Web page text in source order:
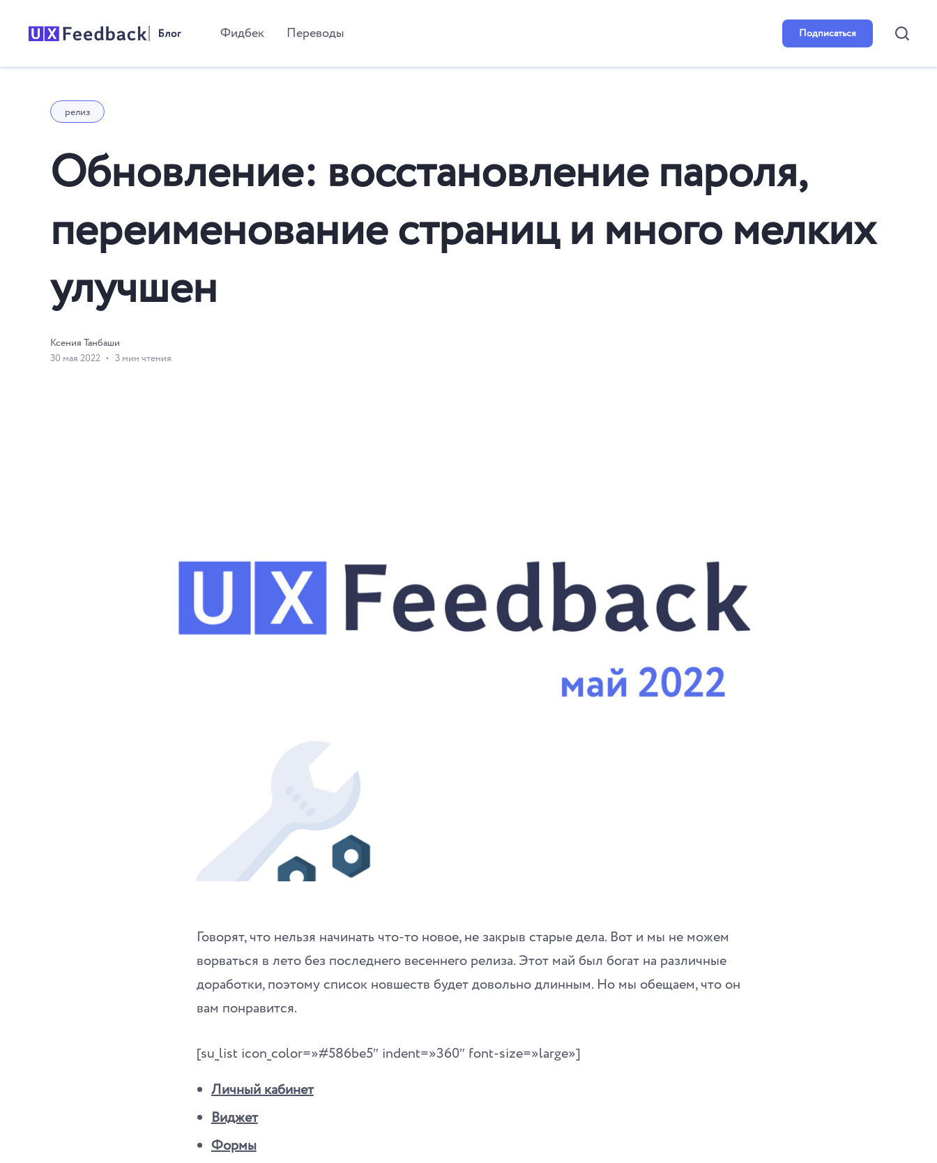
Фидбек Переводы Подписаться
релиз
Обновление: восстановление пароля,
переименование страниц и много мелких
улучшен
Ксения Танбаши
30 мая 2022
3 мин чтения
Говорят, что нельзя начинать что-то новое, не закрыв старые дела. Вот и мы не можем
ворваться в лето без последнего весеннего релиза. Этот май был богат на различные
доработки, поэтому список новшеств будет довольно длинным. Но мы обещаем, что он
вам понравится.
[su_list icon_color=»#586be5″ indent=»360″ font-size=»large»]
Личный кабинет
Виджет
Формы